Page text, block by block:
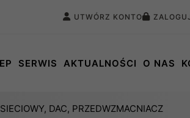
UTWÓRZ KONTO
SERWIS AKTUALNOŚCI O NAS
DAC, PRZEDWZMACNIACZ